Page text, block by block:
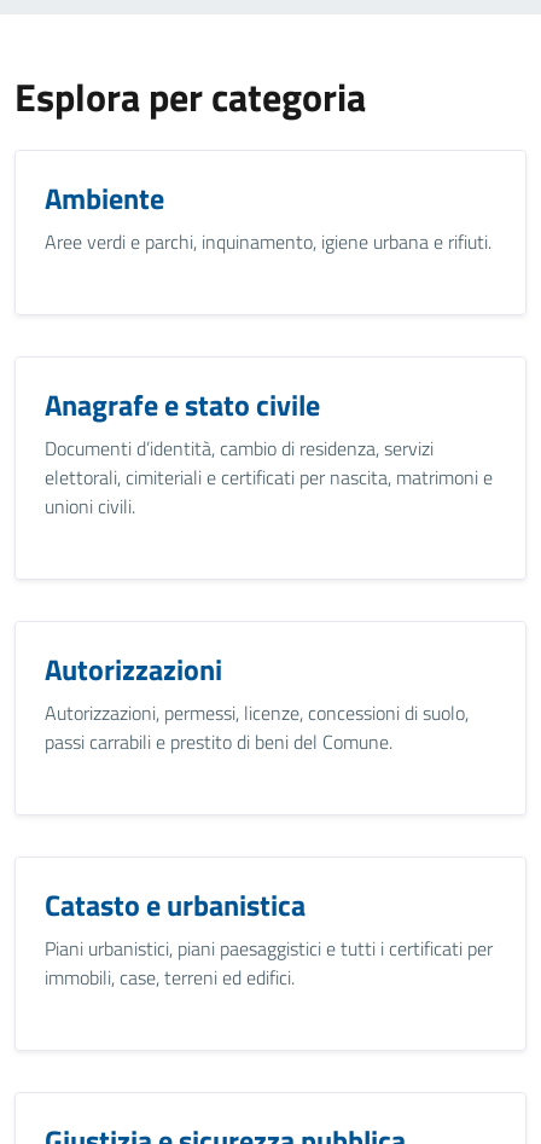
Esplora per categoria
Ambiente
Aree verdi e parchi, inquinamento, igiene urbana e rifiuti.
Anagrafe e stato civile
Documenti d’identità, cambio di residenza, servizi
elettorali, cimiteriali e certificati per nascita, matrimoni e
unioni civili.
Autorizzazioni
Autorizzazioni, permessi, licenze, concessioni di suolo,
passi carrabili e prestito di beni del Comune.
Catasto e urbanistica
Piani urbanistici, piani paesaggistici e tutti i certificati per
immobili, case, terreni ed edifici.